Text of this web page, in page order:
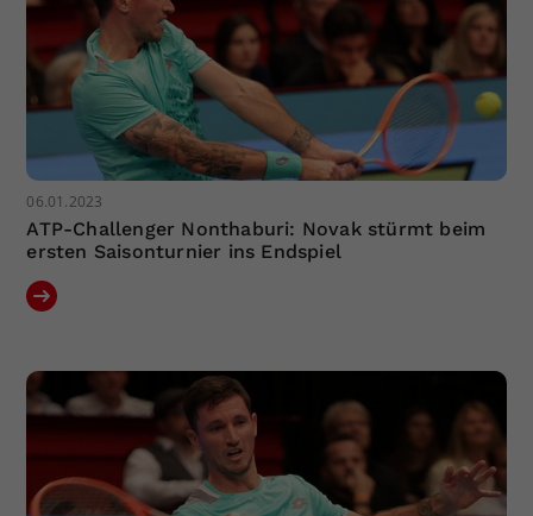
06.01.2023
ATP-Challenger Nonthaburi: Novak stürmt beim
ersten Saisonturnier ins Endspiel